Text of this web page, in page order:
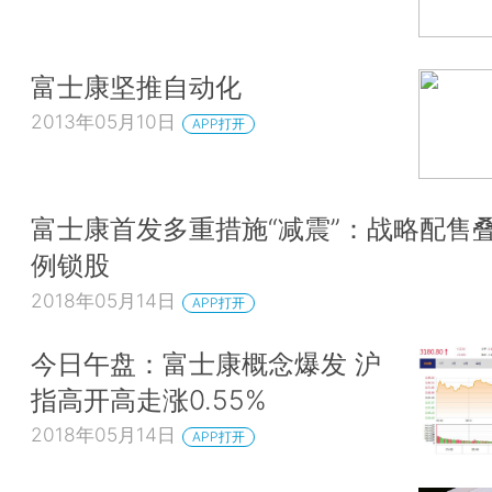
富士康坚推自动化
2013年05月10日 APP打开
富士康首发多重措施“减震”：战略配售
例锁股
2018年05月14日 APP打开
今日午盘：富士康概念爆发 沪
指高开高走涨0.55%
2018年05月14日 APP打开